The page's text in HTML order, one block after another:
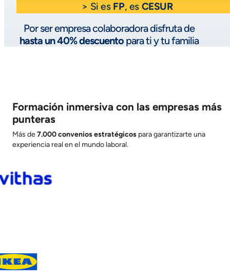
> Si es FP, es CESUR
Por ser empresa colaboradora disfruta de
hasta un 40% descuentopara ti y tu familia
Formación inmersiva con las empresas más
punteras
Más de7.000 convenios estratégicos para garantizarte una
experiencia real en el mundo laboral.